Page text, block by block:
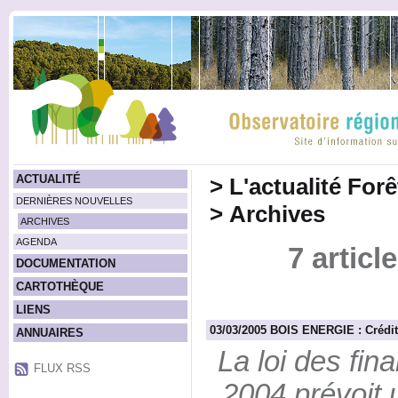
ACTUALITÉ
DERNIÈRES NOUVELLES
ARCHIVES
AGENDA
DOCUMENTATION
CARTOTHÈQUE
LIENS
ANNUAIRES
FLUX RSS
> L'actualité
> Archives
7
03/03/2005 BOIS ENERGIE :
La loi des